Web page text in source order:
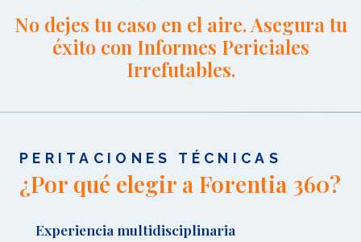
No dejes tu caso en el aire. Asegura tu
éxito con Informes Periciales
Irrefutables.
PERITACIONES TÉCNICAS
¿Por qué elegir a Forentia 360?
Experiencia multidisciplinaria